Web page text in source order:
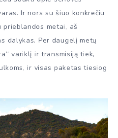
Ir nors su šiuo konkrečiu
prieblandos metai, aš
dalykas. Per daugelį metų
variklį ir transmisiją tiek,
ir visas paketas tiesiog